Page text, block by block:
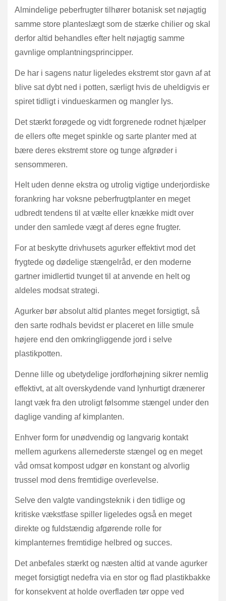
Almindelige peberfrugter tilhører botanisk set nøjagtig
samme store planteslægt som de stærke chilier og skal
derfor altid behandles efter helt nøjagtig samme
gavnlige omplantningsprincipper.
De har i sagens natur ligeledes ekstremt stor gavn af at
blive sat dybt ned i potten, særligt hvis de uheldigvis er
spiret tidligt i vindueskarmen og mangler lys.
Det stærkt forøgede og vidt forgrenede rodnet hjælper
de ellers ofte meget spinkle og sarte planter med at
bære deres ekstremt store og tunge afgrøder i
sensommeren.
Helt uden denne ekstra og utrolig vigtige underjordiske
forankring har voksne peberfrugtplanter en meget
udbredt tendens til at vælte eller knække midt over
under den samlede vægt af deres egne frugter.
For at beskytte drivhusets agurker effektivt mod det
frygtede og dødelige stængelråd, er den moderne
gartner imidlertid tvunget til at anvende en helt og
aldeles modsat strategi.
Agurker bør absolut altid plantes meget forsigtigt, så
den sarte rodhals bevidst er placeret en lille smule
højere end den omkringliggende jord i selve
plastikpotten.
Denne lille og ubetydelige jordforhøjning sikrer nemlig
effektivt, at alt overskydende vand lynhurtigt drænerer
langt væk fra den utroligt følsomme stængel under den
daglige vanding af kimplanten.
Enhver form for unødvendig og langvarig kontakt
mellem agurkens allernederste stængel og en meget
våd omsat kompost udgør en konstant og alvorlig
trussel mod dens fremtidige overlevelse.
Selve den valgte vandingsteknik i den tidlige og
kritiske vækstfase spiller ligeledes også en meget
direkte og fuldstændig afgørende rolle for
kimplanternes fremtidige helbred og succes.
Det anbefales stærkt og næsten altid at vande agurker
meget forsigtigt nedefra via en stor og flad plastikbakke
for konsekvent at holde overfladen tør oppe ved